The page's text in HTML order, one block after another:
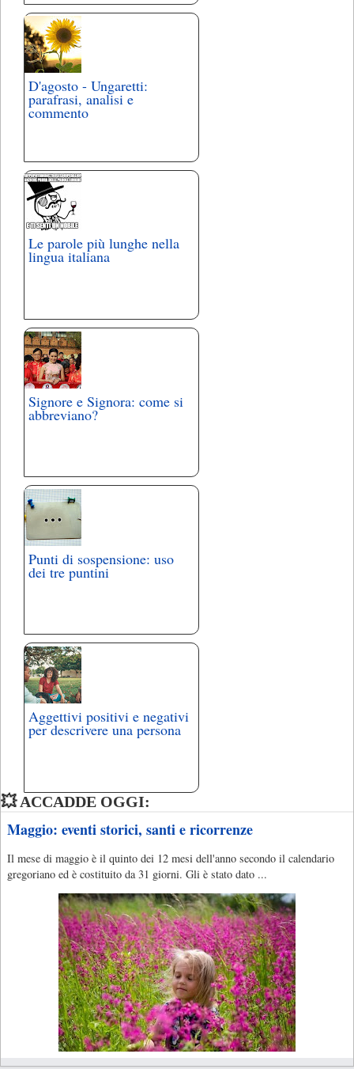
D'agosto - Ungaretti:
parafrasi, analisi e
commento
Le parole più lunghe nella
lingua italiana
Signore e Signora: come si
abbreviano?
Punti di sospensione: uso
dei tre puntini
Aggettivi positivi e negativi
per descrivere una persona
💥 ACCADDE OGGI:
Maggio: eventi storici, santi e ricorrenze
Il mese di maggio è il quinto dei 12 mesi dell'anno secondo il calendario
gregoriano ed è costituito da 31 giorni. Gli è stato dato ...